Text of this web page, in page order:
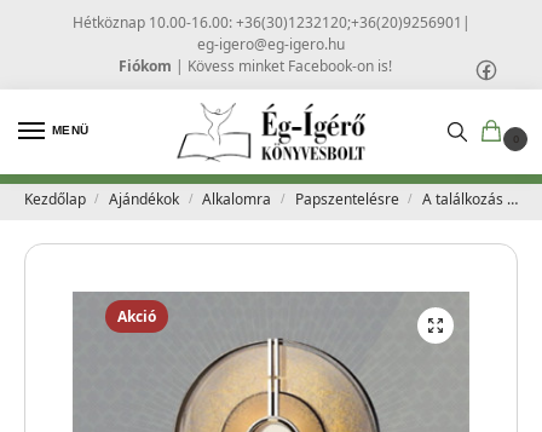
Hétköznap 10.00-16.00: +36(30)1232120;+36(20)9256901 |
eg-igero@eg-igero.hu
Fiókom | Kövess minket Facebook-on is!
MENÜ
0
Kezdőlap / Ajándékok / Alkalomra / Papszentelésre / A találkozás – Az 52. Nemzetközi Eucharisztikus Kongresszus emlékkönyve
Akció